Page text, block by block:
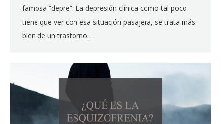
famosa “depre”. La depresión clínica como tal poco
tiene que ver con esa situación pasajera, se trata más
bien de un trastorno…